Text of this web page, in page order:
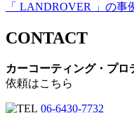
「 LANDROVER 」の事
CONTACT
カーコーティング・プロ
依頼はこちら
06-6430-7732